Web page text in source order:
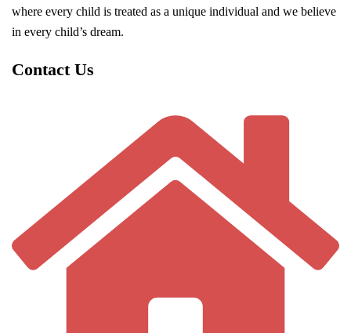
where every child is treated as a unique individual and we believe
in every child’s dream.
Contact Us